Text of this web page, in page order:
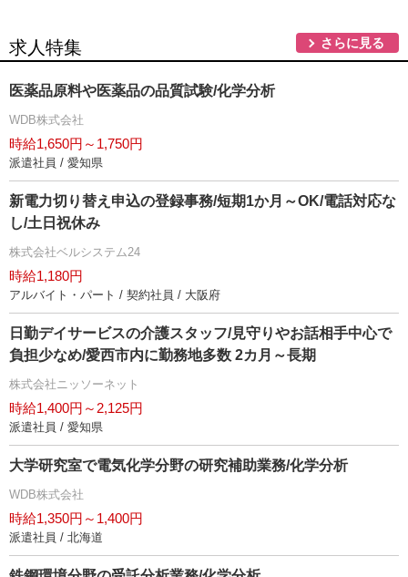
求人特集 さらに見る
医薬品原料や医薬品の品質試験/化学分析
WDB株式会社
時給1,650円～1,750円
派遣社員 / 愛知県
新電力切り替え申込の登録事務/短期1か月～OK/電話対応な
し/土日祝休み
株式会社ベルシステム24
時給1,180円
アルバイト・パート / 契約社員 / 大阪府
日勤デイサービスの介護スタッフ/見守りやお話相手中心で
負担少なめ/愛西市内に勤務地多数 2カ月～長期
株式会社ニッソーネット
時給1,400円～2,125円
派遣社員 / 愛知県
大学研究室で電気化学分野の研究補助業務/化学分析
WDB株式会社
時給1,350円～1,400円
派遣社員 / 北海道